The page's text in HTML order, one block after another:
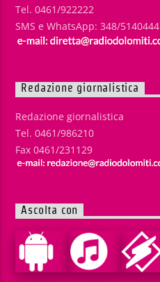
Tel. 0461/922222
SMS e WhatsApp: 348/5140444
Redazione giornalistica
Redazione giornalistica
Tel. 0461/986210
Fax 0461/231129
Ascolta con